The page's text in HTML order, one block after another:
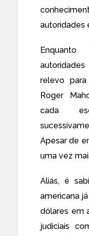
autoridades
relevo
Roger
cada
Apesar de
uma vez
Aliás, é
americana
dólares em
judiciais